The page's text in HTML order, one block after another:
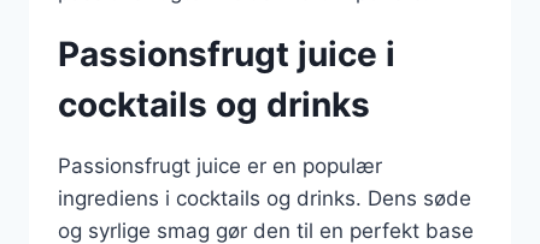
Passionsfrugt juice i
cocktails og drinks
Passionsfrugt juice er en populær
ingrediens i cocktails og drinks. Dens søde
og syrlige smag gør den til en perfekt base